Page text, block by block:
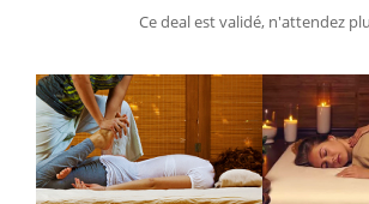
Ce deal est validé, n'attendez